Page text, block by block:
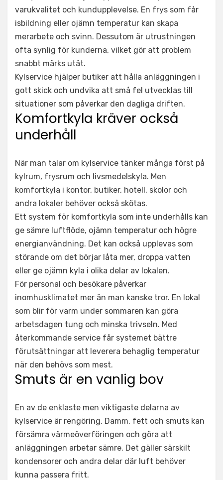
varukvalitet och kundupplevelse. En frys som får
isbildning eller ojämn temperatur kan skapa
merarbete och svinn. Dessutom är utrustningen
ofta synlig för kunderna, vilket gör att problem
snabbt märks utåt.
Kylservice hjälper butiker att hålla anläggningen i
gott skick och undvika att små fel utvecklas till
situationer som påverkar den dagliga driften.
Komfortkyla kräver också
underhåll
När man talar om kylservice tänker många först på
kylrum, frysrum och livsmedelskyla. Men
komfortkyla i kontor, butiker, hotell, skolor och
andra lokaler behöver också skötas.
Ett system för komfortkyla som inte underhålls kan
ge sämre luftflöde, ojämn temperatur och högre
energianvändning. Det kan också upplevas som
störande om det börjar låta mer, droppa vatten
eller ge ojämn kyla i olika delar av lokalen.
För personal och besökare påverkar
inomhusklimatet mer än man kanske tror. En lokal
som blir för varm under sommaren kan göra
arbetsdagen tung och minska trivseln. Med
återkommande service får systemet bättre
förutsättningar att leverera behaglig temperatur
när den behövs som mest.
Smuts är en vanlig bov
En av de enklaste men viktigaste delarna av
kylservice är rengöring. Damm, fett och smuts kan
försämra värmeöverföringen och göra att
anläggningen arbetar sämre. Det gäller särskilt
kondensorer och andra delar där luft behöver
kunna passera fritt.